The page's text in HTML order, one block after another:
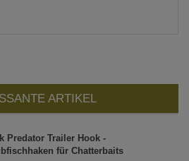
ARTIKEL
Predator Trailer Hook -
für Chatterbaits